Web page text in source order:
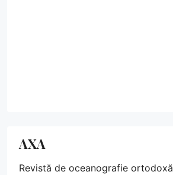
AXA
Revistă de oceanografie ortodoxă